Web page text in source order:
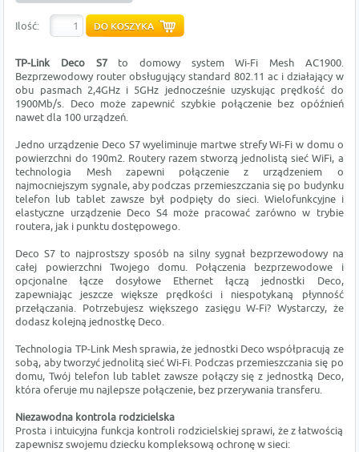
Ilość:
TP-Link Deco S7to domowy system Wi-Fi Mesh AC1900.
Bezprzewodowy router obsługujący standard 802.11 ac i działający w
obu pasmach 2,4GHz i 5GHz jednocześnie uzyskując prędkość do
1900Mb/s. Deco może zapewnić szybkie połączenie bez opóźnień
nawet dla 100 urządzeń.
Jedno urządzenie Deco S7 wyeliminuje martwe strefy Wi-Fi w domu o
powierzchni do 190m2. Routery razem stworzą jednolistą sieć WiFi, a
technologia Mesh zapewni połączenie z urządzeniem o
najmocniejszym sygnale, aby podczas przemieszczania się po budynku
telefon lub tablet zawsze był podpięty do sieci. Wielofunkcyjne i
elastyczne urządzenie Deco S4 może pracować zarówno w trybie
routera, jak i punktu dostępowego.
Deco S7 to najprostszy sposób na silny sygnał bezprzewodowy na
całej powierzchni Twojego domu. Połączenia bezprzewodowe i
opcjonalne łącze dosyłowe Ethernet łączą jednostki Deco,
zapewniając jeszcze większe prędkości i niespotykaną płynność
przełączania. Potrzebujesz większego zasięgu W-Fi? Wystarczy, że
dodasz kolejną jednostkę Deco.
Technologia TP-Link Mesh sprawia, że jednostki Deco współpracują ze
sobą, aby tworzyć jednolitą sieć Wi-Fi. Podczas przemieszczania się po
domu, Twój telefon lub tablet zawsze połączy się z jednostką Deco,
która oferuje mu najlepsze połączenie, bez przerywania transferu.
Niezawodna kontrola rodzicielska
Prosta i intuicyjna funkcja kontroli rodzicielskiej sprawi, że z łatwością
zapewnisz swojemu dziecku kompleksową ochronę w sieci: